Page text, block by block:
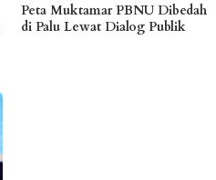
Peta Muktamar PBNU Dibedah
di Palu Lewat Dialog Publik